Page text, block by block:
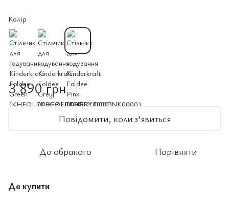
Колір
3 890 грн
Повідомити, коли з'явиться
До обраного Порівняти
Де купити